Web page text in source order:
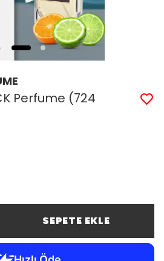
Perfume (724
SEPETE EKLE